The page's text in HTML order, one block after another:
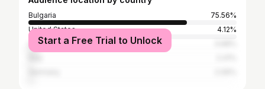
Bulgaria
75.56%
United States
4.12%
United Kingdom
Start a Free Trial to Unlock